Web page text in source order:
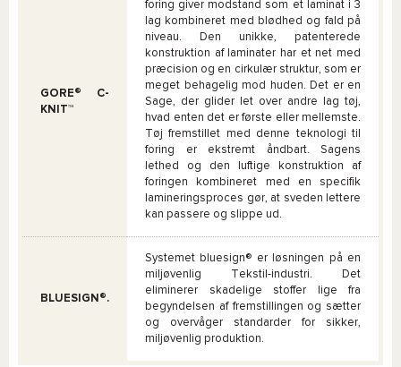
GORE® C-
KNIT™
foring giver modstand som et laminat i 3
lag kombineret med blødhed og fald på
niveau. Den unikke, patenterede
konstruktion af laminater har et net med
præcision og en cirkulær struktur, som er
meget behagelig mod huden. Det er en
Sage, der glider let over andre lag tøj,
hvad enten det er første eller mellemste.
Tøj fremstillet med denne teknologi til
foring er ekstremt åndbart. Sagens
lethed og den luftige konstruktion af
foringen kombineret med en specifik
lamineringsproces gør, at sveden lettere
kan passere og slippe ud.
BLUESIGN®.
Systemet bluesign® er løsningen på en
miljøvenlig Tekstil-industri. Det
eliminerer skadelige stoffer lige fra
begyndelsen af fremstillingen og sætter
og overvåger standarder for sikker,
miljøvenlig produktion.